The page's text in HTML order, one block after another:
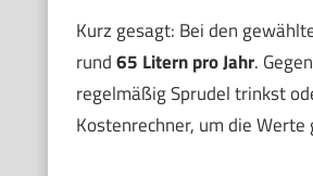
Kurz gesagt: Bei den
rund65 Litern pro Jahr.
regelmäßig Sprudel trinkst
Kostenrechner, um die